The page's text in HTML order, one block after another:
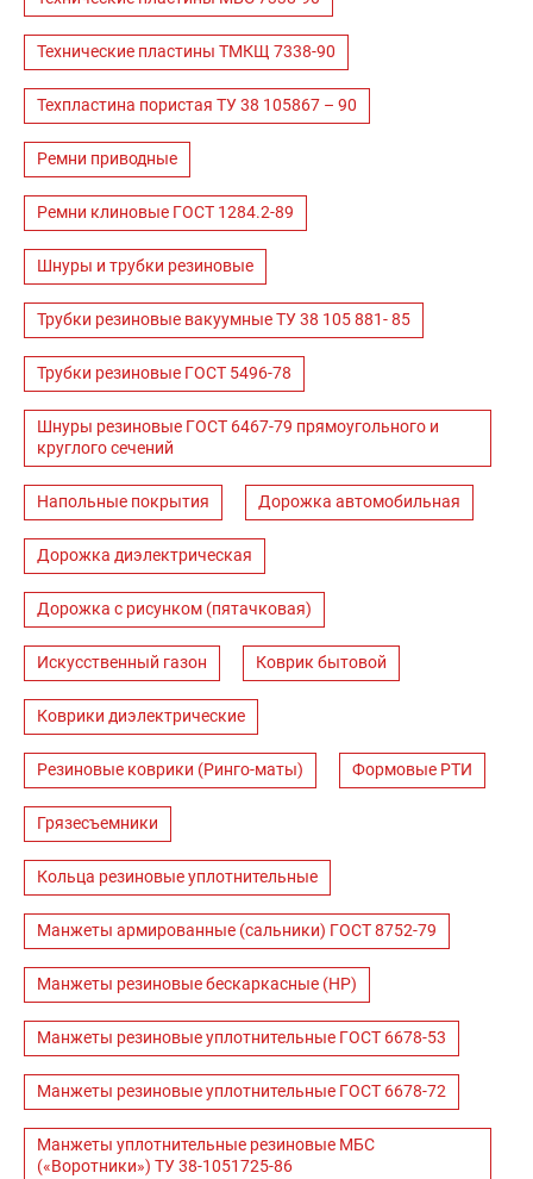
Технические пластины ТМКЩ 7338-90
Техпластина пористая ТУ 38 105867 – 90
Ремни приводные
Ремни клиновые ГОСТ 1284.2-89
Шнуры и трубки резиновые
Трубки резиновые вакуумные ТУ 38 105 881- 85
Трубки резиновые ГОСТ 5496-78
Шнуры резиновые ГОСТ 6467-79 прямоугольного и
круглого сечений
Напольные покрытия Дорожка автомобильная
Дорожка диэлектрическая
Дорожка с рисунком (пятачковая)
Искусственный газон Коврик бытовой
Коврики диэлектрические
Резиновые коврики (Ринго-маты) Формовые РТИ
Грязесъемники
Кольца резиновые уплотнительные
Манжеты армированные (сальники) ГОСТ 8752-79
Манжеты резиновые бескаркасные (НР)
Манжеты резиновые уплотнительные ГОСТ 6678-53
Манжеты резиновые уплотнительные ГОСТ 6678-72
Манжеты уплотнительные резиновые МБС
(«Воротники») ТУ 38-1051725-86